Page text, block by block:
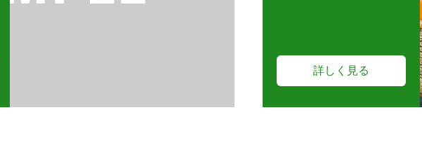
詳しく見る